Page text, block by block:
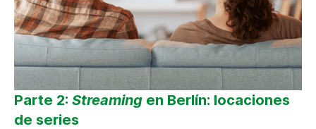
Parte 2: Streaming en Berlín: locaciones
de series